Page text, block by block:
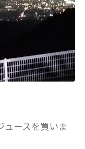
ュースを買いま